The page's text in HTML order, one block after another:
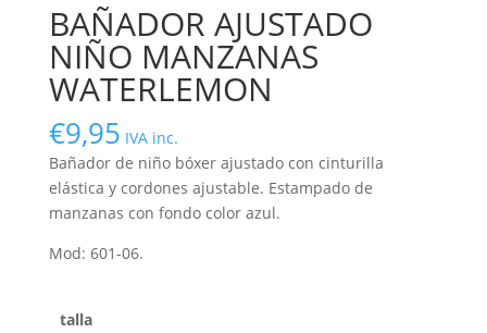
BAÑADOR AJUSTADO
NIÑO MANZANAS
WATERLEMON
€9,95 IVA inc.
Bañador de niño bóxer ajustado con cinturilla
elástica y cordones ajustable. Estampado de
manzanas con fondo color azul.
Mod: 601-06.
talla